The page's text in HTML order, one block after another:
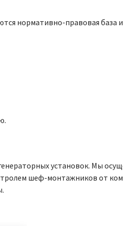
нормативно-правовая база
установок. Мы
шеф-монтажников от